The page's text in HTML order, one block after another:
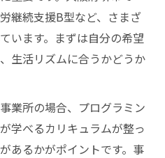
継続支援B型など、さまざ
います。まずは自分の希望
生活リズムに合うかどうか
業所の場合、プログラミン
学べるカリキュラムが整っ
あるかがポイントです。事